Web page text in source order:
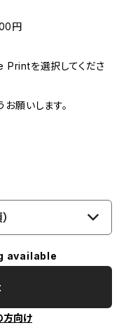
円
を選択してくださ
願いします。
available
方向け